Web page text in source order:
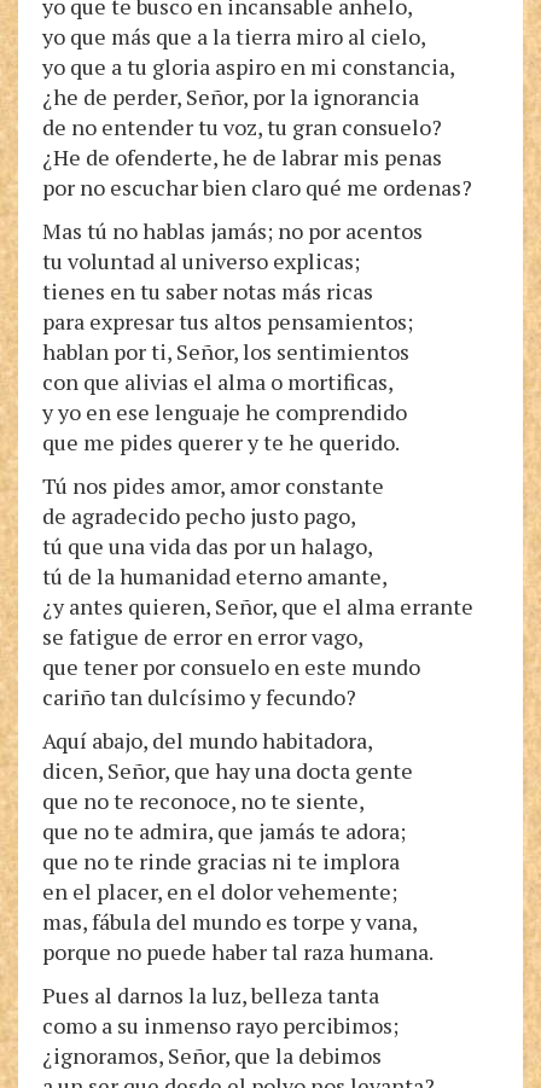
yo que te busco en incansable anhelo,
yo que más que a la tierra miro al cielo,
yo que a tu gloria aspiro en mi constancia,
¿he de perder, Señor, por la ignorancia
de no entender tu voz, tu gran consuelo?
¿He de ofenderte, he de labrar mis penas
por no escuchar bien claro qué me ordenas?
Mas tú no hablas jamás; no por acentos
tu voluntad al universo explicas;
tienes en tu saber notas más ricas
para expresar tus altos pensamientos;
hablan por ti, Señor, los sentimientos
con que alivias el alma o mortificas,
y yo en ese lenguaje he comprendido
que me pides querer y te he querido.
Tú nos pides amor, amor constante
de agradecido pecho justo pago,
tú que una vida das por un halago,
tú de la humanidad eterno amante,
¿y antes quieren, Señor, que el alma errante
se fatigue de error en error vago,
que tener por consuelo en este mundo
cariño tan dulcísimo y fecundo?
Aquí abajo, del mundo habitadora,
dicen, Señor, que hay una docta gente
que no te reconoce, no te siente,
que no te admira, que jamás te adora;
que no te rinde gracias ni te implora
en el placer, en el dolor vehemente;
mas, fábula del mundo es torpe y vana,
porque no puede haber tal raza humana.
Pues al darnos la luz, belleza tanta
como a su inmenso rayo percibimos;
¿ignoramos, Señor, que la debimos